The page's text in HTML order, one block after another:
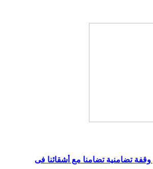
تضامنية تضامنا مع أشقائنا فى